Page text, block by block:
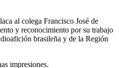
al colega Francisco José de
y reconocimiento por su trabajo
brasileña y de la Región
impresiones.